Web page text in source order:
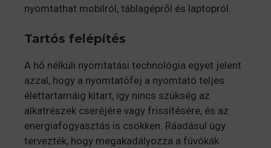
nyomtathat mobilról, táblagépről és laptopról.
Tartós felépítés
A hő nélküli nyomtatási technológia egyet jelent
azzal, hogy a nyomtatófej a nyomtató teljes
élettartamáig kitart, így nincs szükség az
alkatrészek cseréjére vagy frissítésére, és az
energiafogyasztás is csökken. Ráadásul úgy
tervezték, hogy megakadályozza a fúvókák